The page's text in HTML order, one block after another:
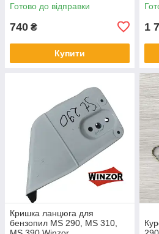
Готово до відправки
740 ₴
Купити
1
Кришка ланцюга для
бензопил MS 290, MS 310,